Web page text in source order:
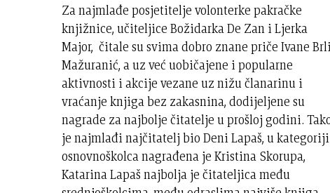
Za najmlađe posjetitelje volonterke pakračke
knjižnice, učiteljice Božidarka De Zan i Ljerka
Major, čitale su svima dobro znane priče Ivane
Mažuranić, a uz već uobičajene i popularne
aktivnosti i akcije vezane uz nižu članarinu i
vraćanje knjiga bez zakasnina, dodijeljene su
nagrade za najbolje čitatelje u prošloj godini.
je najmlađi najčitatelj bio Deni Lapaš, u kategoriji
osnovnoškolca nagrađena je Kristina Skorupa,
Katarina Lapaš najbolja je čitateljica među